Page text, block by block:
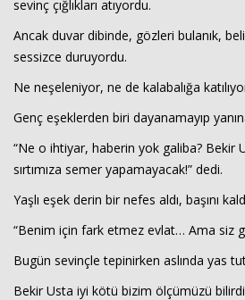
sevinç çığlıkları atıyordu.
Ancak duvar dibinde, gözleri bulanık,
sessizce duruyordu.
Ne neşeleniyor, ne de kalabalığa
Genç eşeklerden biri dayanamayıp
“Ne o ihtiyar, haberin yok galiba? Bekir
sırtımıza semer yapamayacak!” dedi.
Yaşlı eşek derin bir nefes aldı, başını
“Benim için fark etmez evlat… Ama siz
Bugün sevinçle tepinirken aslında yas
Bekir Usta iyi kötü bizim ölçümüzü